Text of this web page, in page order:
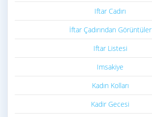
Iftar Cadırı
İftar Çadırından Görüntüler
Iftar Listesi
Imsakiye
Kadın Kolları
Kadir Gecesi